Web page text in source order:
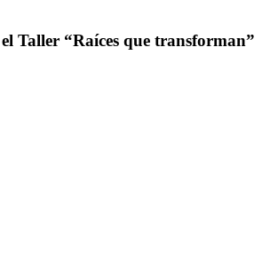
Taller “Raíces que transforman”